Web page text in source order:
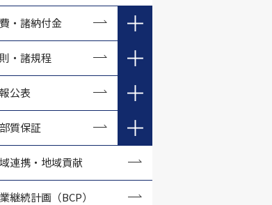
経済科学部の教育方針
経済情報学科の教育方針
健康科学部の教育方針
心理学科の教育方針
健康栄養学科の教育方針
・諸納付金
諸納付金（学部・2024年度
生以降）
諸納付金（学部・2018～
2023年度生）
諸納付金（学部・2017年度
諸納付金（学部・2016年度
生）
・諸規程
履修細則
公表
学生数・教職員数
教職課程情報
質保証
大学評価
連携・地域貢献
継続計画（BCP）